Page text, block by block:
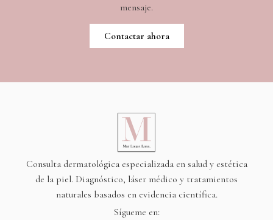
mensaje.
Contactar ahora
Consulta dermatológica especializada en salud y estética
de la piel. Diagnóstico, láser médico y tratamientos
naturales basados en evidencia científica.
Sígueme en: